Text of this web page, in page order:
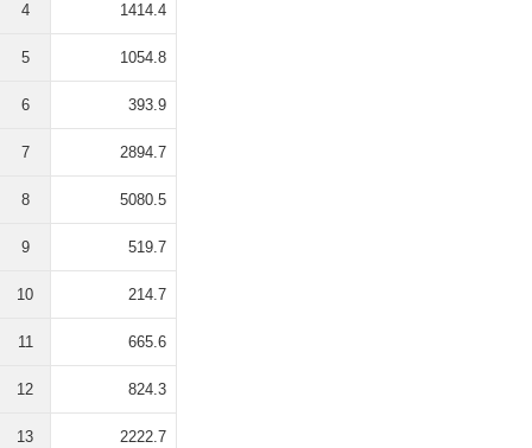
4 1414.4
5 1054.8
6 393.9
7 2894.7
8 5080.5
9 519.7
10 214.7
11 665.6
12 824.3
13 2222.7